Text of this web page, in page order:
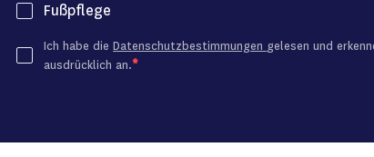
Fußpflege
Ich habe dieDatenschutzbestimmungen gelesen und
ausdrücklich an.